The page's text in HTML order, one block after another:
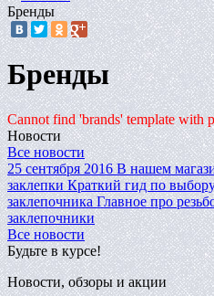
Бренды
Бренды
Cannot find 'brands' template with
Новости
Все новости
25 сентября 2016 В нашем
заклепки Краткий гид по
заклепочника Главное про
заклепочники
Все новости
Будьте в курсе!
Новости, обзоры и акции